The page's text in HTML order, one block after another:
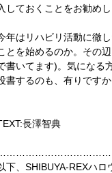
しておくことをお勧めし
年はリハビリ活動に徹
とを始めるのか。その
書いてます)。気になる
書するのも、有りですか
長澤智典
下、SHIBUYA-REXハロ